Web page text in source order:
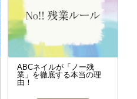
ABCネイルが「ノー残
業」を徹底する本当の理
由！